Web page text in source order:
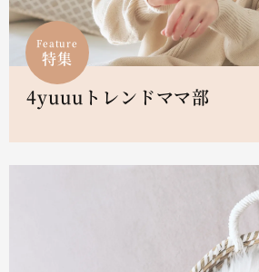
Feature
特集
4yuuuトレンドママ部